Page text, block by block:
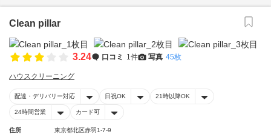
Clean pillar
3.24 口コミ 1件 写真 45枚
ハウスクリーニング
配達・デリバリー対応 日祝OK 21時以降OK
24時間営業 カード可
住所
東京都北区赤羽1-7-9